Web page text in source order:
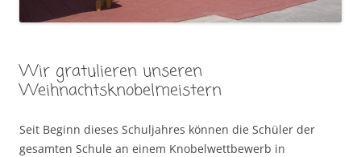
Wir gratulieren unseren
Weihnachtsknobelmeistern
Seit Beginn dieses Schuljahres können die Schüler der
gesamten Schule an einem Knobelwettbewerb in